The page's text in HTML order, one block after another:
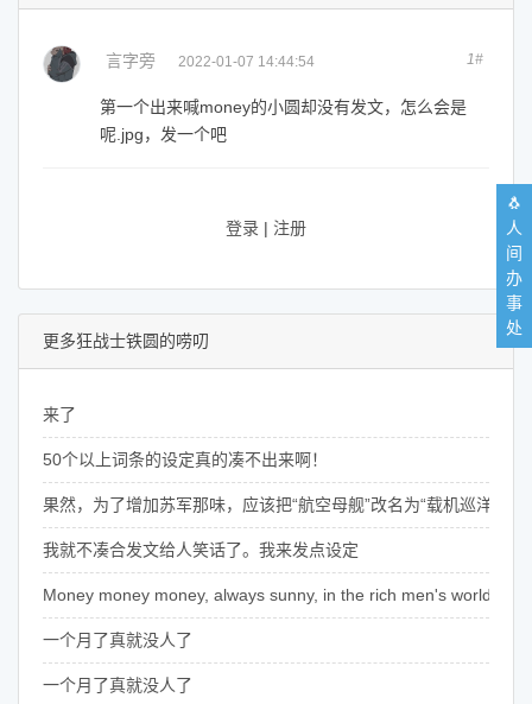
言字旁 2022-01-07 14:44:54 1#
第一个出来喊money的小圆却没有发文，怎么会是
呢.jpg，发一个吧
登录 | 注册
更多狂战士铁圆的唠叨
来了
50个以上词条的设定真的凑不出来啊！
果然，为了增加苏军那味，应该把“航空母舰”改名为“载机巡洋舰”
我就不凑合发文给人笑话了。我来发点设定
Money money money, always sunny, in the rich men's world~
一个月了真就没人了
一个月了真就没人了
🐧
人
间
办
事
处